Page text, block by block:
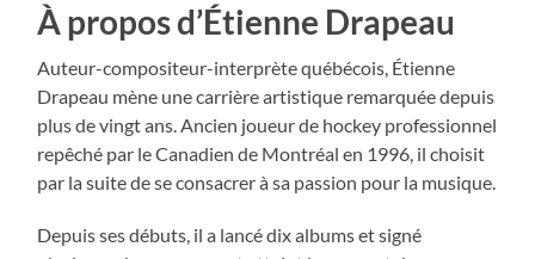
À propos d’Étienne Drapeau
Auteur-compositeur-interprète québécois, Étienne
Drapeau mène une carrière artistique remarquée depuis
plus de vingt ans. Ancien joueur de hockey professionnel
repêché par le Canadien de Montréal en 1996, il choisit
par la suite de se consacrer à sa passion pour la musique.
Depuis ses débuts, il a lancé dix albums et signé